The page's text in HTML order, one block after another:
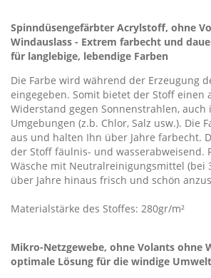
Spinndüsengefärbter Acrylstoff, ohne
Windauslass - Extrem farbecht und
für langlebige, lebendige Farben
Die Farbe wird während der Erzeugung
eingegeben. Somit bietet der Stoff einen
Widerstand gegen Sonnenstrahlen, auch
Umgebungen (z.b. Chlor, Salz usw.). Die
aus und halten Ihn über Jahre farbecht.
der Stoff fäulnis- und wasserabweisend.
Wäsche mit Neutralreinigungsmittel (bei
über Jahre hinaus frisch und schön
Materialstärke des Stoffes: 280gr/m²
Mikro-Netzgewebe, ohne Volants ohne
optimale Lösung für die windige Umwelt